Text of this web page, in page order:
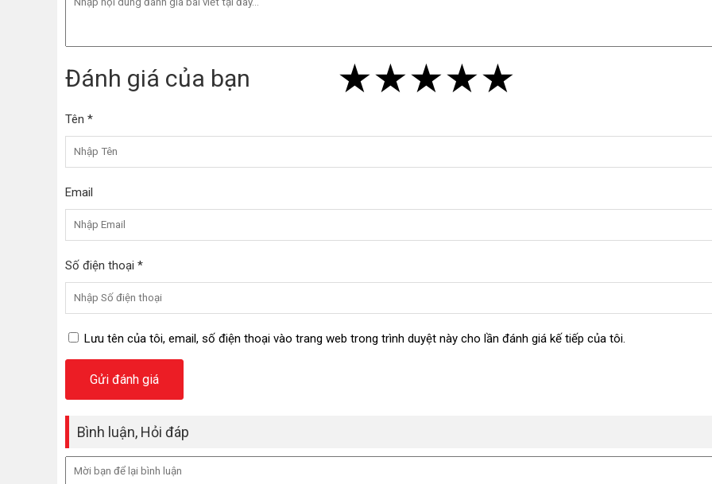
Đánh giá của bạn ★
★★
★★★
★★★★
★★★★★
Tên *
Email
Số điện thoại *
Lưu tên của tôi, email, số điện thoại vào trang web trong trình duyệt này cho lần đánh giá kế tiếp của tôi.
Bình luận, Hỏi đáp